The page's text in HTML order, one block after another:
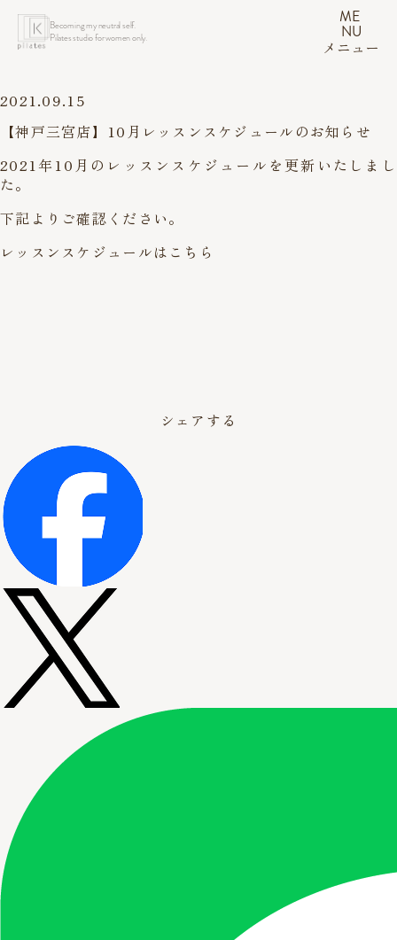
Becoming my neutral self.
Pilates studio for women only.
ME
NU
メニュー
2021.09.15
【神戸三宮店】10月レッスンスケジュールのお知らせ
2021年10月のレッスンスケジュールを更新いたしまし
た。
下記よりご確認ください。
レッスンスケジュールはこちら
シェアする